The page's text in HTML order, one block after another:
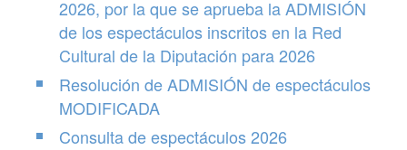
2026, por la que se aprueba la ADMISIÓN
de los espectáculos inscritos en la Red
Cultural de la Diputación para 2026
Resolución de ADMISIÓN de espectáculos
MODIFICADA
Consulta de espectáculos 2026